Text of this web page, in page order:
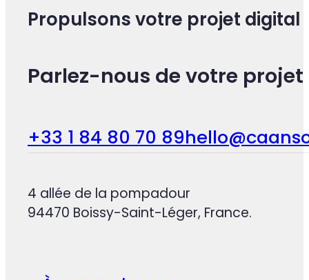
Propulsons votre projet digital
Parlez-nous de votre projet
+33 1 84 80 70 89
4 allée de la pompadour
94470 Boissy-Saint-Léger, France.